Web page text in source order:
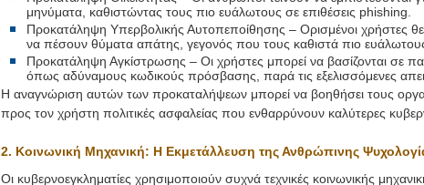
μηνύματα, καθιστώντας τους πιο ευάλωτους σε επιθέσεις phishing.
Προκατάληψη Υπερβολικής Αυτοπεποίθησης – Ορισμένοι χρήστες
να πέσουν θύματα απάτης, γεγονός που τους καθιστά πιο
Προκατάληψη Αγκίστρωσης – Οι χρήστες μπορεί να βασίζονται σε
όπως αδύναμους κωδικούς πρόσβασης, παρά τις εξελισσόμενες
Η αναγνώριση αυτών των προκαταλήψεων μπορεί να βοηθήσει τους
προς τον χρήστη πολιτικές ασφαλείας που ενθαρρύνουν καλύτερες
2. Κοινωνική Μηχανική: Η Εκμετάλλευση της Ανθρώπινης
Οι κυβερνοεγκληματίες χρησιμοποιούν συχνά τεχνικές κοινωνικής